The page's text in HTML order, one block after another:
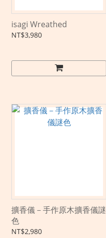
isagi Wreathed
NT$3,980
擴香儀－手作原木擴香儀謎
色
NT$2,980